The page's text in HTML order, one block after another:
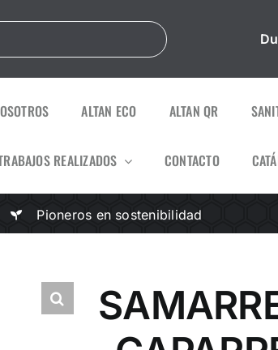
ALTAN ECO ALTAN QR
REALIZADOS CONTACTO
Pioneros en sostenibilidad